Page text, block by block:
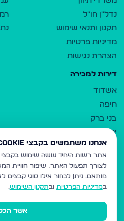
נדל"ן חו"ל
תקנון ותנאי שימוש
מדיניות פרטיות
הצהרת נגישות
דירות למכירה
אשדוד
חיפה
בני ברק
ירושלים
אלעד
גבעת זאב
בית שמש
רכסים
מודיעין עילית
אנחנו משתמשים בקבצי Cookie
לצורך תפעול האתר, שיפור חוויית
מותאם. ניתן לבחור אילו סוגי
במדיניות הפרטיות ובתקנון השימוש.
אשר